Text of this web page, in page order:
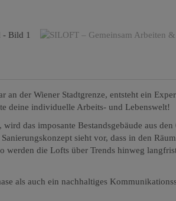
der Wiener Stadtgrenze, entsteht ein
deine individuelle Arbeits- und Lebenswelt!
das imposante Bestandsgebäude aus den
sieht vor, dass in den
werden die Lofts über Trends hinweg
als auch ein nachhaltiges